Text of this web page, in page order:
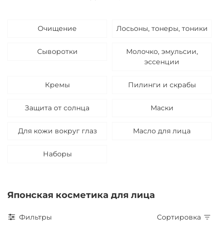
Очищение Лосьоны, тонеры, тоники
Сыворотки
Молочко, эмульсии,
эссенции
Кремы Пилинги и скрабы
Защита от солнца Маски
Для кожи вокруг глаз Масло для лица
Наборы
Японская косметика для лица
Фильтры Сортировка